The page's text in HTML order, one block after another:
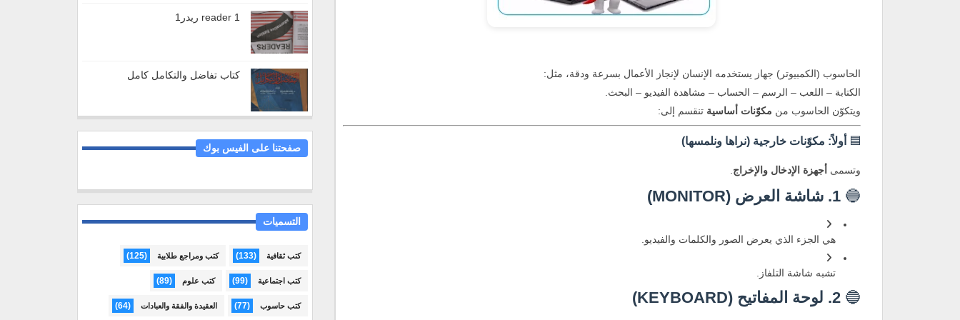
الحاسوب (الكمبيوتر) جهاز يستخدمه الإنسان لإنجاز الأعمال بسرعة ودقة، مثل:
الكتابة – اللعب – الرسم – الحساب – مشاهدة الفيديو – البحث.
ويتكوّن الحاسوب من مكوّنات أساسية تنقسم إلى:
🟦 أولاً: مكوّنات خارجية (نراها ونلمسها)
وتسمى أجهزة الإدخال والإخراج
🔵 1. شاشة العرض (MONITOR)
هي الجزء الذي يعرض الصور والكلمات والفيديو.
تشبه شاشة التلفاز.
🔵 2. لوحة المفاتيح (KEYBOARD)
reader 1 ريدر1
كتاب تفاضل والتكامل كامل
صفحتنا على الفيس بوك
التسميات
كتب ثقافية (133) كتب ومراجع طلابية (125)
كتب اجتماعية (99) كتب علوم (89)
كتب حاسوب (77) العقيدة والفقة والعبادات (64)